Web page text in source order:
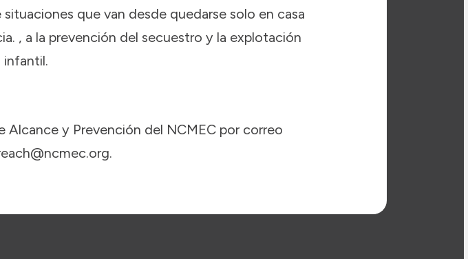
que van desde quedarse solo en casa
, a la prevención del secuestro y la explotación
infantil.
Alcance y Prevención del NCMEC por correo